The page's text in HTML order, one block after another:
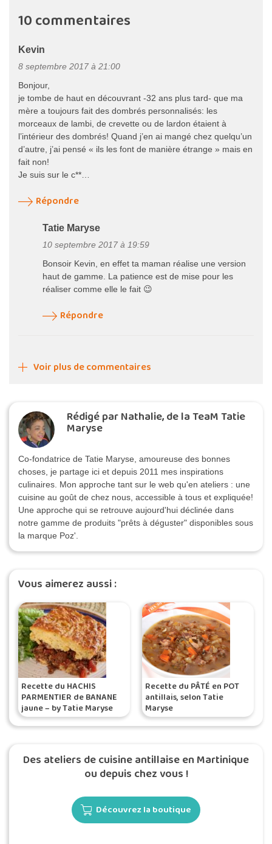
10 commentaires
Kevin
8 septembre 2017 à 21:00
Bonjour,
je tombe de haut en découvrant -32 ans plus tard- que ma
mère a toujours fait des dombrés personnalisés: les
morceaux de lambi, de crevette ou de lardon étaient à
l’intérieur des dombrés! Quand j’en ai mangé chez quelqu’un
d’autre, j’ai pensé « ils les font de manière étrange » mais en
fait non!
Je suis sur le c**…
Répondre
Tatie Maryse
10 septembre 2017 à 19:59
Bonsoir Kevin, en effet ta maman réalise une version
haut de gamme. La patience est de mise pour les
réaliser comme elle le fait 😉
Répondre
Voir plus de commentaires
Rédigé par Nathalie, de la TeaM Tatie
Maryse
Co-fondatrice de Tatie Maryse, amoureuse des bonnes
choses, je partage ici et depuis 2011 mes inspirations
culinaires. Mon approche tant sur le web qu'en ateliers : une
cuisine au goût de chez nous, accessible à tous et expliquée!
Une approche qui se retrouve aujourd'hui déclinée dans
notre gamme de produits "prêts à déguster" disponibles sous
la marque Poz'.
Vous aimerez aussi :
Recette du HACHIS
PARMENTIER de BANANE
jaune – by Tatie Maryse
Recette du PÂTÉ en POT
antillais, selon Tatie
Maryse
Des ateliers de cuisine antillaise en Martinique
ou depuis chez vous !
Découvrez la boutique